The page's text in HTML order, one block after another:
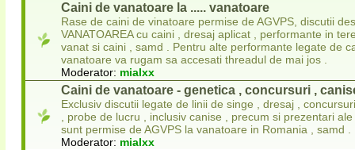
Caini de vanatoare la ..... vanatoare
Rase de caini de vinatoare permise de AGVPS, discutii
VANATOAREA cu caini , dresaj aplicat , performante in
vanat si caini , samd . Pentru alte performante legate de
vanatoare va rugam sa accesati threadul de mai jos .
Moderator: mialxx
Caini de vanatoare - genetica , concursuri ,
Exclusiv discutii legate de linii de singe , dresaj ,
, probe de lucru , inclusiv canise , precum si prezentari
sunt permise de AGVPS la vanatoare in Romania , samd .
Moderator: mialxx